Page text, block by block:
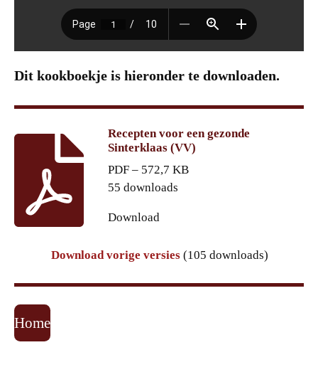
Dit kookboekje is hieronder te downloaden.
Recepten voor een gezonde
Sinterklaas (VV)
PDF – 572,7 KB
55 downloads
Download
Download vorige versies (105 downloads)
Home